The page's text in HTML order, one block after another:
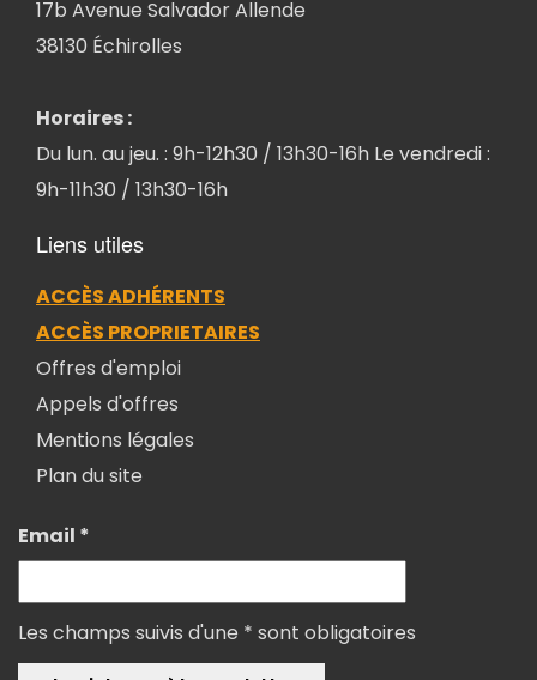
17b Avenue Salvador Allende
38130 Échirolles
Horaires :
Du lun. au jeu. : 9h-12h30 / 13h30-16h Le vendredi :
9h-11h30 / 13h30-16h
Liens utiles
ACCÈS ADHÉRENTS
ACCÈS PROPRIETAIRES
Offres d'emploi
Appels d'offres
Mentions légales
Plan du site
Email *
Les champs suivis d'une * sont obligatoires